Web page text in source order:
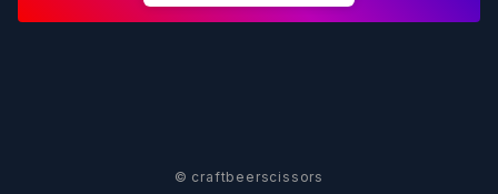
Tokyo AleWorks -トウキョウエールワークス
SierraNevada -シエラネバダ
Mountain Culture マウンテンカルチャー
33 Brewing Experiment© craftbeerscissors